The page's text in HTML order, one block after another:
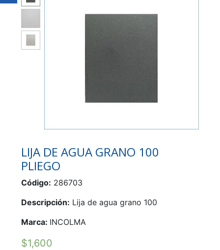
LIJA DE AGUA GRANO 100
PLIEGO
Código: 286703
Descripción: Lija de agua grano 100
Marca: INCOLMA
$1,600